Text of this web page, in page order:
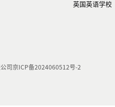
英国英语学校
司京ICP备2024060512号-2